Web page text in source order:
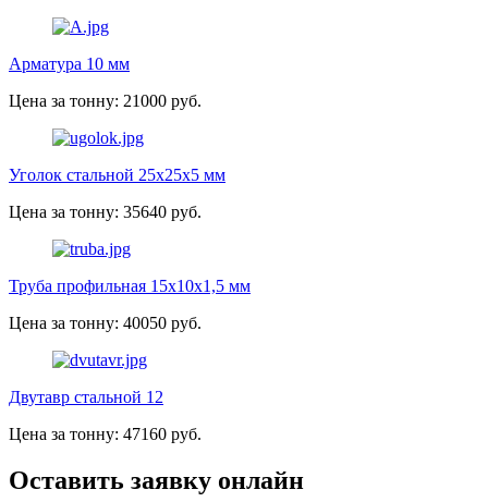
Арматура 10 мм
Цена за тонну: 21000 руб.
Уголок стальной 25х25х5 мм
Цена за тонну: 35640 руб.
Труба профильная 15х10х1,5 мм
Цена за тонну: 40050 руб.
Двутавр стальной 12
Цена за тонну: 47160 руб.
Оставить заявку онлайн